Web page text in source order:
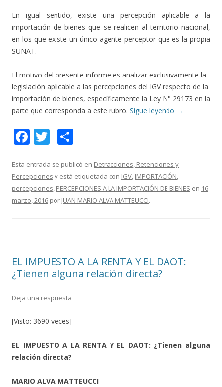
En igual sentido, existe una percepción aplicable a la
importación de bienes que se realicen al territorio nacional,
en los que existe un único agente perceptor que es la propia
SUNAT.
El motivo del presente informe es analizar exclusivamente la
legislación aplicable a las percepciones del IGV respecto de la
importación de bienes, específicamente la Ley N° 29173 en la
parte que corresponda a este rubro. Sigue leyendo →
F
e
b
o
T
itt
er
m
p
ar
Esta entrada se publicó en Detracciones, Retenciones y
Percepciones y está etiquetada con IGV, IMPORTACIÓN,
percepciones, PERCEPCIONES A LA IMPORTACIÓN DE BIENES en 16
marzo, 2016 por JUAN MARIO ALVA MATTEUCCI.
EL IMPUESTO A LA RENTA Y EL DAOT:
¿Tienen alguna relación directa?
Deja una respuesta
[Visto: 3690 veces]
EL IMPUESTO A LA RENTA Y EL DAOT: ¿Tienen alguna
relación directa?
MARIO ALVA MATTEUCCI